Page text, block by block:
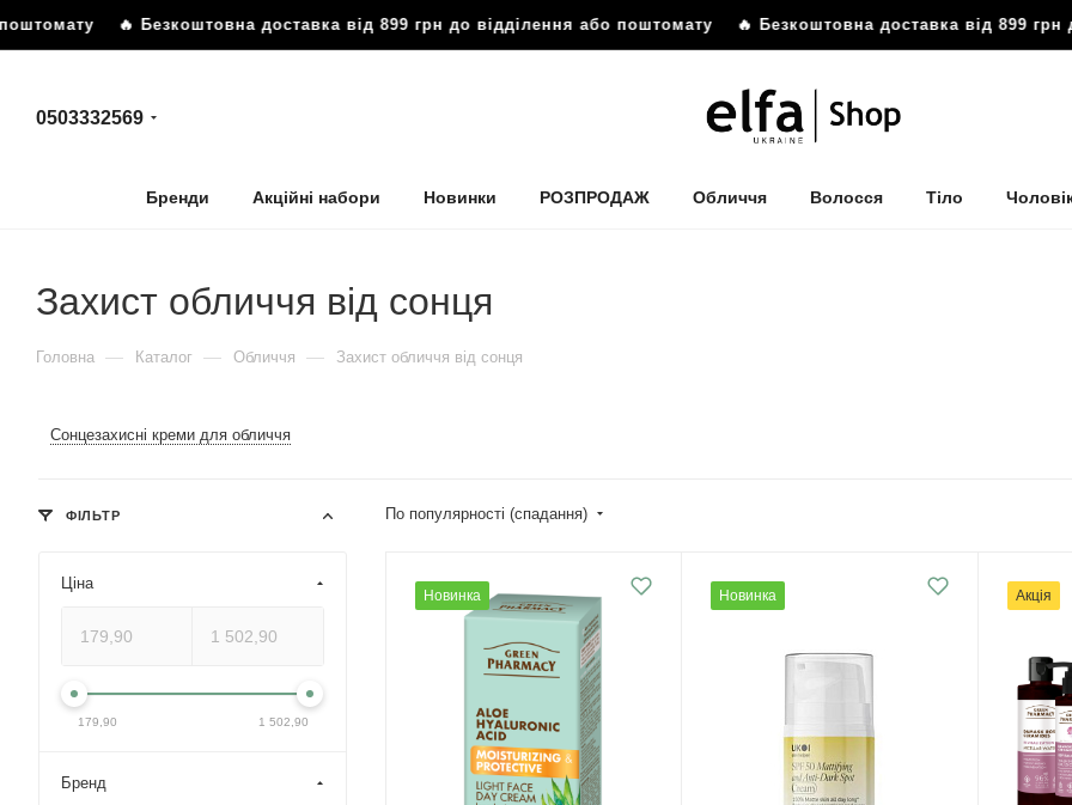
🔥 Безкоштовна доставка від 899 грн до відділення або поштомату🔥 Безкоштовна доставка від 899 грн до
0503332569
Бренди Акційні набори Новинки РОЗПРОДАЖ Обличчя Волосся Тіло
Захист обличчя від сонця
Головна — Каталог — Обличчя — Захист обличчя від сонця
Сонцезахисні креми для обличчя
По популярності (спадання)
Новинка Новинка Акція
ФІЛЬТР
Ціна
179,90 1 502,90
Бренд